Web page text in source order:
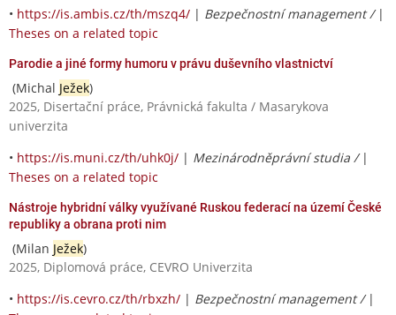
• https://is.ambis.cz/th/mszq4/ | Bezpečnostní management / |
Theses on a related topic
Parodie a jiné formy humoru v právu duševního vlastnictví
(Michal Ježek)
2025, Disertační práce, Právnická fakulta / Masarykova
univerzita
• https://is.muni.cz/th/uhk0j/ | Mezinárodněprávní studia / |
Theses on a related topic
Nástroje hybridní války využívané Ruskou federací na území České
republiky a obrana proti nim
(Milan Ježek)
2025, Diplomová práce, CEVRO Univerzita
• https://is.cevro.cz/th/rbxzh/ | Bezpečnostní management / |